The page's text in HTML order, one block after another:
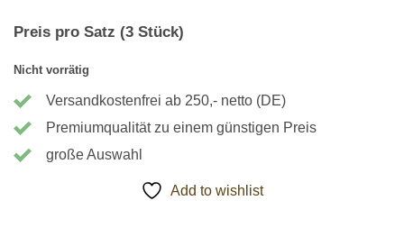
Preis pro Satz (3 Stück)
Nicht vorrätig
Versandkostenfrei ab 250,- netto (DE)
Premiumqualität zu einem günstigen Preis
große Auswahl
Add to wishlist